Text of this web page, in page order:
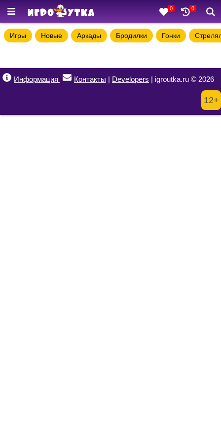
0 0
Игры Новые Аркады Бродилки Гонки
Информация Контакты | Developers | igroutka.ru © 2026
12+